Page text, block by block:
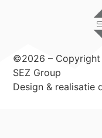
©2026 – Copyright
SEZ Group
Design & realisatie